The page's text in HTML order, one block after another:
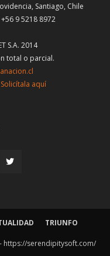
Santiago, Chile
9 5218 8972
S.A. 2014
total o parcial.
Solicítala aquí
TRIUNFO
https://serendipitysoft.com/